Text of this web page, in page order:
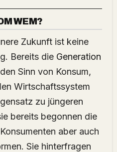
WEM?
Zukunft ist keine
Bereits die Generation
Sinn von Konsum,
Wirtschaftssystem
zu jüngeren
bereits begonnen die
aber auch
Sie hinterfragen